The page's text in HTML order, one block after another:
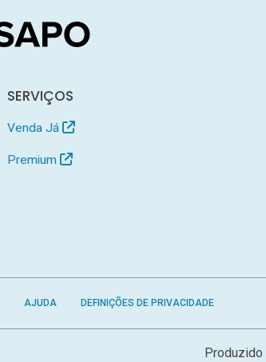
SERVIÇOS
Venda Já
Premium
AJUDA DEFINIÇÕES DE PRIVACIDADE